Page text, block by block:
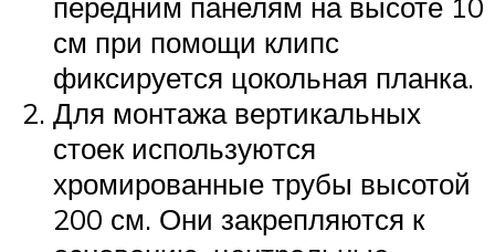
см при помощи клипс
фиксируется цокольная планка.
Для монтажа вертикальных
стоек используются
хромированные трубы высотой
200 см. Они закрепляются к